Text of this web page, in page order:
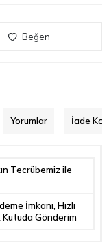
Beğen
Yorumlar İade
Tecrübemiz ile
İmkanı, Hızlı
Kutuda Gönderim